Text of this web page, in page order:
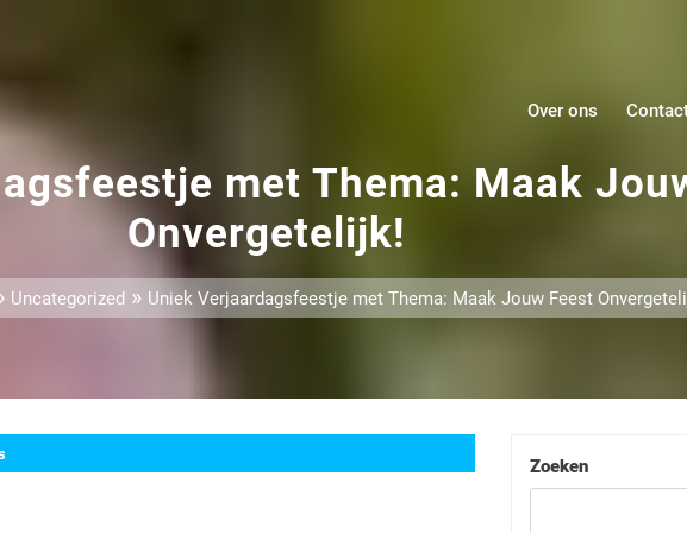
Over ons
met Thema: Maak
Onvergetelijk!
Uncategorized » Uniek Verjaardagsfeestje met Thema: Maak Jouw Feest
Zoeken